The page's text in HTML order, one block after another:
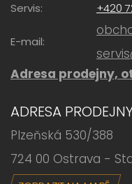
Servis: +420
E-mail:
Adresa prodejny,
ADRESA
Plzeňská 530/388
724 00 Ostrava -